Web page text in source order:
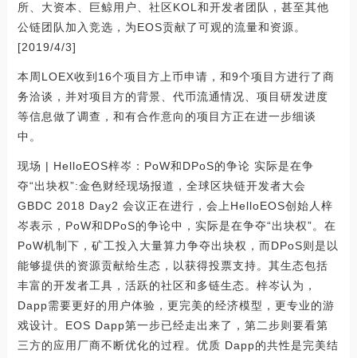
所、大资本、巨鲸用户、社区KOL和开发者团队，甚至其他
公链团队加入竞选，为EOS贡献了可观的流量和资源。
[2019/4/3]
本周LOEX收到16个项目方上币申请，和9个项目方进行了商
务洽谈，并对项目方的背景、代币流通情况、项目研发进度
等信息做了调查，和有合作意向的项目方正在进一步细谈
中。
现场 | HelloEOS梓岑：PoW和DPoS的争论 实际是在争
夺“出块权”:金色财经现场报道，全球区块链开发者大会
GBDC 2018 Day2 会议正在进行，会上HelloEOS创始人梓
岑表示，PoW和DPoS的争论中，实际是在争夺“出块权”。在
PoW机制下，矿工投入大量算力争夺出块权，而DPoS则是以
能够提供的资源贡献给生态，以获得投票支持。其生态包括
丰富的开发者工具，活跃的社区和多链生态。梓岑认为，
Dapp需要更好的用户体验，更完美的经济模型，更专业的游
戏设计。EOS Dapp第一步已经走出来了，第二步则要看第
三方的应用厂商不断优化的过程。优质 Dapp的共性是完美结